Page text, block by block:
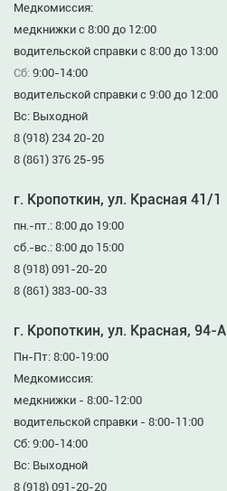
Медкомиссия:
медкнижки с 8:00 до 12:00
водительской справки с 8:00 до 13:00
Сб: 9:00-14:00
водительской справки с 9:00 до 12:00
Вс: Выходной
8 (918) 234 20-20
8 (861) 376 25-95
г. Кропоткин, ул. Красная 41/1
пн.-пт.: 8:00 до 19:00
сб.-вс.: 8:00 до 15:00
8 (918) 091-20-20
8 (861) 383-00-33
г. Кропоткин, ул. Красная, 94-А
Пн-Пт: 8:00-19:00
Медкомиссия:
медкнижки - 8:00-12:00
водительской справки - 8:00-11:00
Сб: 9:00-14:00
Вс: Выходной
8 (918) 091-20-20